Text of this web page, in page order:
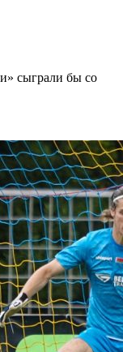
сыграли бы со